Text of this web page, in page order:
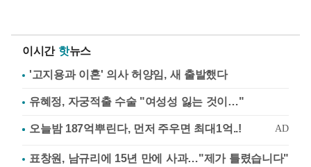
이시간 핫뉴스
'고지용과 이혼' 의사 허양임, 새 출발했다
유혜정, 자궁적출 수술 "여성성 잃는 것이…"
표창원, 남규리에 15년 만에 사과…"제가 틀렸습니다"